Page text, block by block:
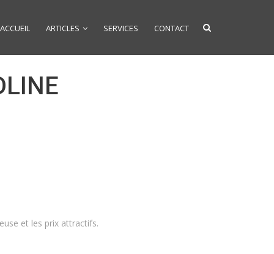
ACCUEIL ARTICLES SERVICES CONTACT
et les prix attractifs.